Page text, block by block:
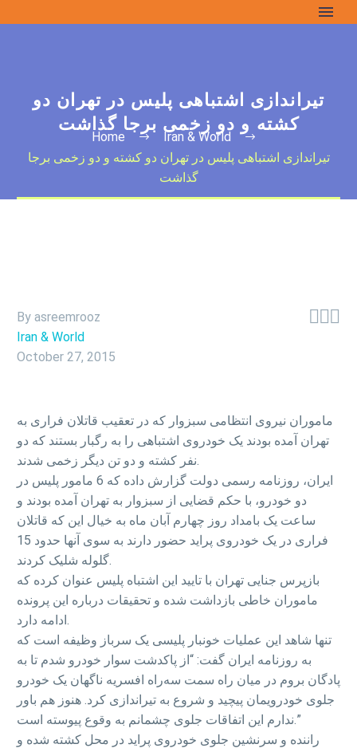
تیراندازی اشتباهی پلیس در تهران دو
کشته و دو زخمی برجا گذاشت
Home
Iran & World
تیراندازی اشتباهی پلیس در تهران دو کشته و دو زخمی برجا
گذاشت

By asreemrooz
Iran & World
October 27, 2015
ماموران نیروی انتظامی سبزوار که در تعقیب قاتلان فراری به
تهران آمده بودند یک خودروی اشتباهی را به رگبار بستند که دو
نفر کشته و دو تن دیگر زخمی شدند.
ایران، روزنامه رسمی دولت گزارش داده که 6 مامور پلیس در
دو خودرو، با حکم قضایی از سبزوار به تهران آمده بودند و
ساعت یک بامداد روز چهارم آبان ماه به خیال این که قاتلان
فراری در یک خودروی پراید حضور دارند به سوی آنها حدود 15
گلوله شلیک کردند.
بازپرس جنایی تهران با تایید این اشتباه پلیس عنوان کرده که
ماموران خاطی بازداشت شده و تحقیقات درباره این پرونده
ادامه دارد.
تنها شاهد این عملیات خونبار پلیسی یک سرباز وظیفه است که
به روزنامه ایران گفت: “از پاکدشت سوار خودرو شدم تا به
پادگان بروم در میان راه سمت سه‌راه افسریه ناگهان یک خودرو
جلوی خودرویمان پیچید و شروع به تیراندازی کرد. هنوز هم باور
ندارم این اتفاقات جلوی چشمانم به وقوع پیوسته است.”
راننده و سرنشین جلوی خودروی پراید در محل کشته شده و